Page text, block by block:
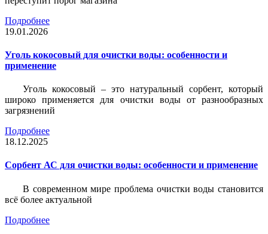
Подробнее
19.01.2026
Уголь кокосовый для очистки воды: особенности и
применение
Уголь кокосовый – это натуральный сорбент, который
широко применяется для очистки воды от разнообразных
загрязнений
Подробнее
18.12.2025
Сорбент АС для очистки воды: особенности и применение
В современном мире проблема очистки воды становится
всё более актуальной
Подробнее